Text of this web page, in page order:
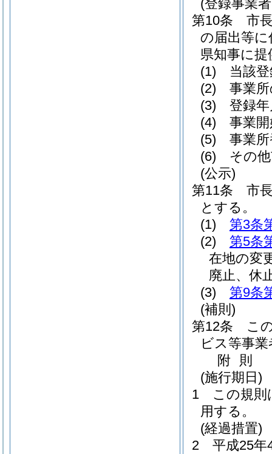
(登録事業
第10条
市
の届出等
県知事に
(1)
当該
(2)
事業
(3)
登録
(4)
事業
(5)
事業
(6)
その
(公示)
第11条
市
とする。
(1)
第3条
(2)
第5条
在地の変
廃止、休
(3)
第9条
(補則)
第12条
こ
ビス等事
附 則
(施行期日)
1
この規則
用する。
(経過措置)
2
平成25